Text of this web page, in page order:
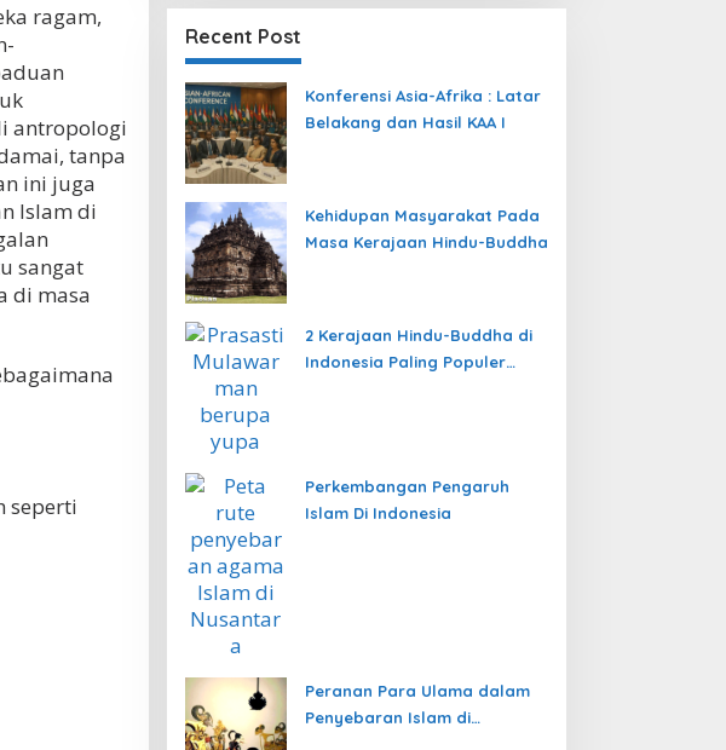
ragam,
antropologi
tanpa
ini juga
Islam di
sangat
di masa
seperti
Recent Post
Konferensi Asia-Afrika : Latar
Belakang dan Hasil KAA I
Kehidupan Masyarakat Pada
Masa Kerajaan Hindu-Buddha
2 Kerajaan Hindu-Buddha di
Indonesia Paling Populer
Perkembangan Pengaruh
Islam Di Indonesia
Peranan Para Ulama dalam
Penyebaran Islam di